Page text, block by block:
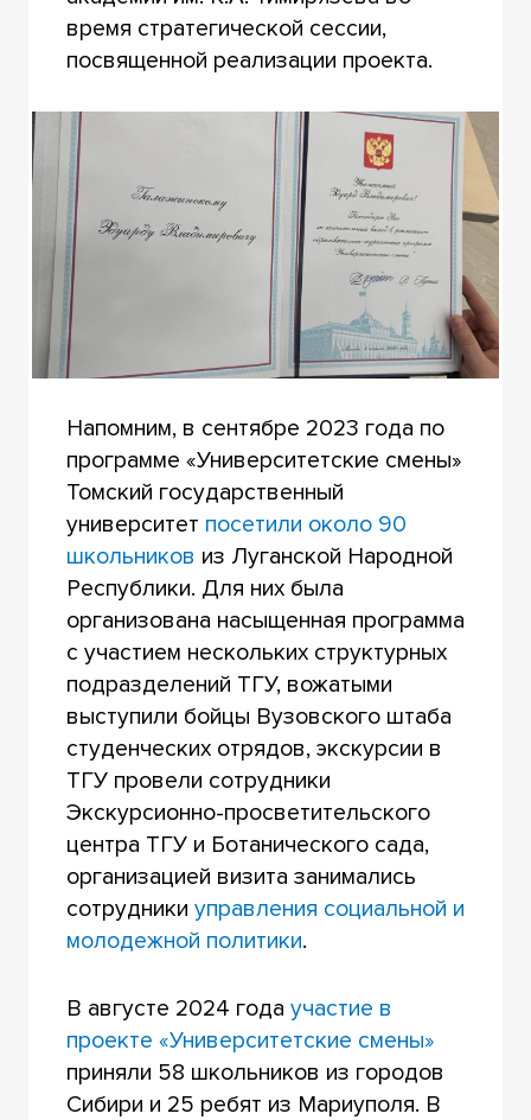
время стратегической сессии,
посвященной реализации проекта.
Напомним, в сентябре 2023 года по
программе «Университетские смены»
Томский государственный
университет посетили около 90
школьников из Луганской Народной
Республики. Для них была
организована насыщенная программа
с участием нескольких структурных
подразделений ТГУ, вожатыми
выступили бойцы Вузовского штаба
студенческих отрядов, экскурсии в
ТГУ провели сотрудники
Экскурсионно-просветительского
центра ТГУ и Ботанического сада,
организацией визита занимались
сотрудники управления социальной и
молодежной политики.
В августе 2024 года участие в
проекте «Университетские смены»
приняли 58 школьников из городов
Сибири и 25 ребят из Мариуполя. В